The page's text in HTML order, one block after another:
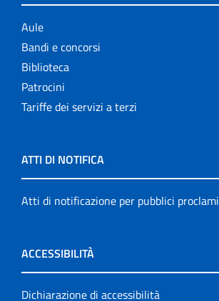
Aule
Bandi e concorsi
Biblioteca
Patrocini
Tariffe dei servizi a terzi
ATTI DI NOTIFICA
Atti di notificazione per pubblici proclami
ACCESSIBILITÀ
Dichiarazione di accessibilità